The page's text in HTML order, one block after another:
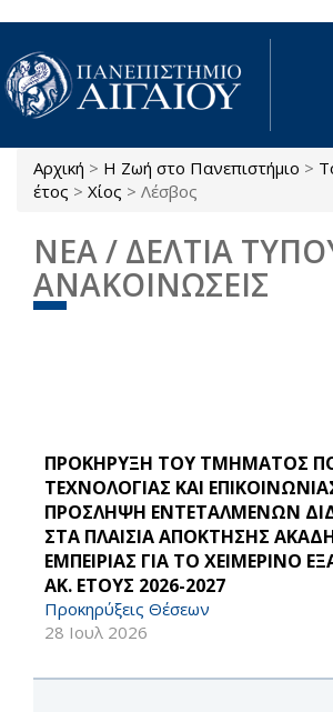
Παράκαμψη προς το κυρίως περιεχόμενο
Είστε εδώ
Αρχική > Η Ζωή στο Πανεπιστήμιο >
έτος > Χίος > Λέσβος
ΝΕΑ / ΔΕΛΤΙΑ
ΑΝΑΚΟΙΝΩΣΕΙΣ
ΠΡΟΚΗΡΥΞΗ ΤΟΥ ΤΜΗΜΑΤΟΣ
ΤΕΧΝΟΛΟΓΙΑΣ ΚΑΙ
ΠΡΟΣΛΗΨΗ ΕΝΤΕΤΑΛΜΕΝΩΝ
ΣΤΑ ΠΛΑΙΣΙΑ ΑΠΟΚΤΗΣΗΣ
ΕΜΠΕΙΡΙΑΣ ΓΙΑ ΤΟ ΧΕΙΜΕΡΙΝΟ
ΑΚ. ΕΤΟΥΣ 2026-2027
Προκηρύξεις Θέσεων
28 Ιουλ 2026